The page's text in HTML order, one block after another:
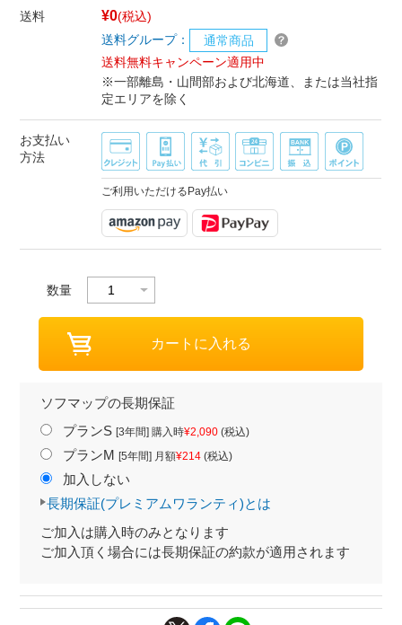
送料 ¥0(税込)
送料グループ：
通常商品
送料無料キャンペーン適用中
※一部離島・山間部および北海道、または当社指
定エリアを除く
お支払い
方法
ご利用いただけるPay払い
数量
ソフマップの長期保証
プランS [3年間] 購入時¥2,090(税込)
プランM [5年間] 月額¥214(税込)
加入しない
長期保証(プレミアムワランティ)とは
ご加入は購入時のみとなります
ご加入頂く場合には長期保証の約款が適用されます